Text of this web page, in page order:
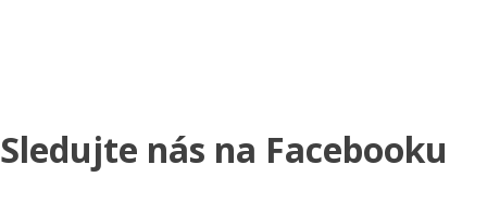
Sledujte nás na Facebooku